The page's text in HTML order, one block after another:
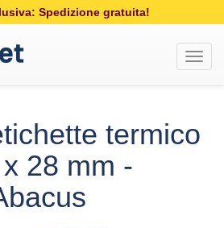
Spedizione gratuita!
termico
28 mm -